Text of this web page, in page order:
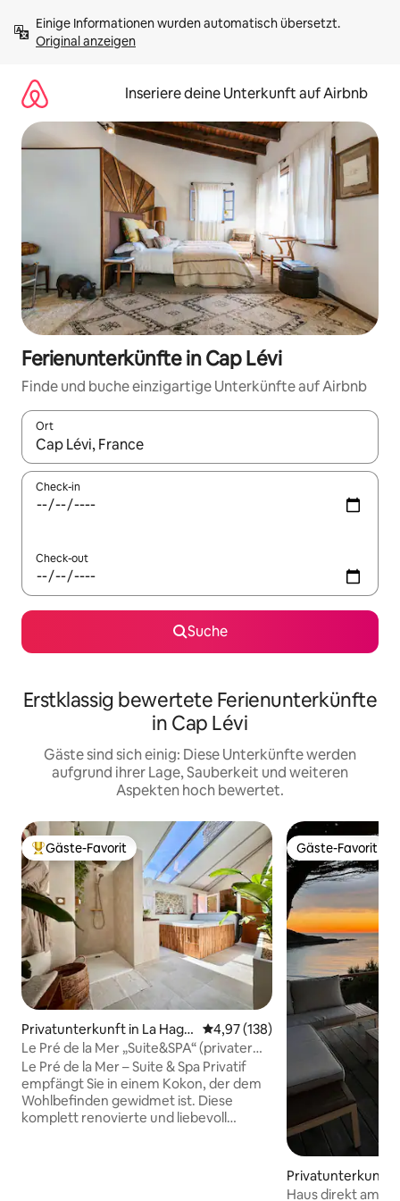
Inhalten
springenOriginal anzeigen
Inseriere deine Unterkunft auf Airbnb
Ferienunterkünfte in Cap Lévi
Finde und buche einzigartige Unterkünfte auf Airbnb
Ort
Wenn Ergebnisse verfügbar sind, navigiere mit den
Check-in
Check-out
Suche
Erstklassig bewertete Ferienunterkünfte
in Cap Lévi
Gäste sind sich einig: Diese Unterkünfte werden
aufgrund ihrer Lage, Sauberkeit und weiteren
Aspekten hoch bewertet.
Beliebter Gäste-Favorit.
Gäste-Favorit
Privatunterkunft in La Hagu
e
Durchschnittliche Bewertung:
4,97 (138)
Le Pré de la Mer „Suite&SPA“ (privater
Whirlpool)
Le Pré de la Mer – Suite & Spa Privatif
empfängt Sie in einem Kokon, der dem
Wohlbefinden gewidmet ist. Diese
komplett renovierte und liebevoll
Gäste-Favorit
Gäste-Favorit
Privatunterkunft
lle
Haus direkt am